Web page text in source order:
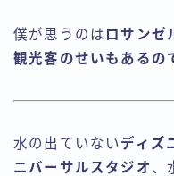
僕が思うのは ロサンゼ
観光客のせいもあるの
水の出ていないディズ
ニバーサルスタジオ 、